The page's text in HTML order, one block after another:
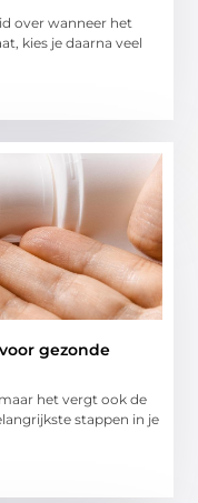
over wanneer het
kies je daarna veel
gezonde
het vergt ook de
stappen in je